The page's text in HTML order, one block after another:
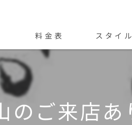
料金表
カット・カラーメニュー
スタイル
のご来店